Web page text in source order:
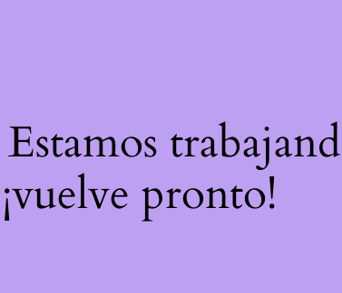
Estamos
¡vuelve pronto!